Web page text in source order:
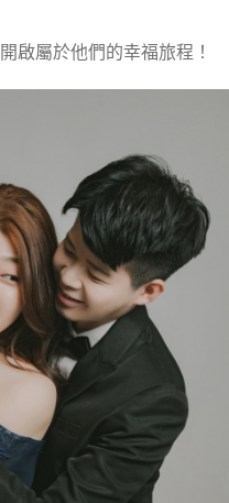
啟屬於他們的幸福旅程！